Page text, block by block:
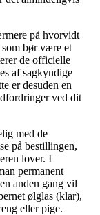
på hvorvidt
bør være et
de officielle
af sagkyndige
er desuden en
ved dit
med de
på bestillingen,
lover. I
permanent
anden gang vil
ølglas (klar),
eller pige.